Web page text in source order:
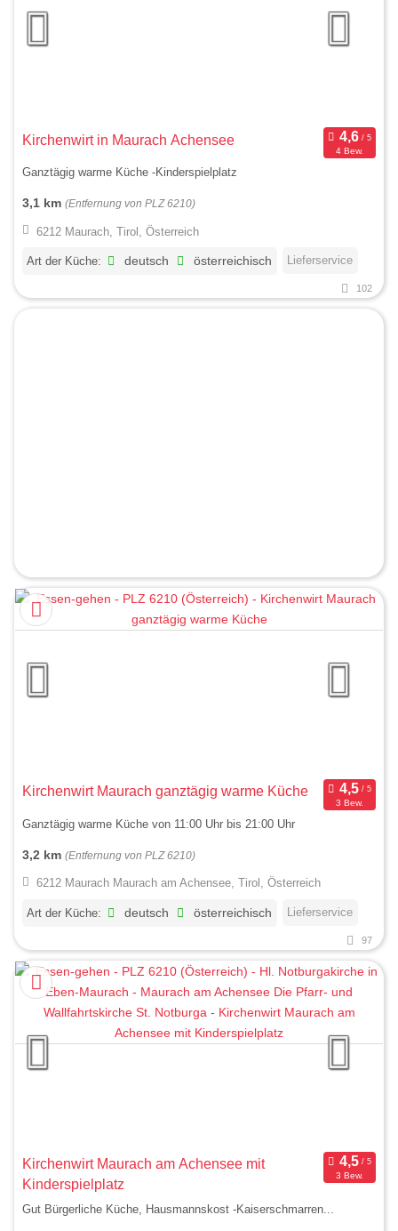
Kirchenwirt in Maurach Achensee
4 Bew.
Ganztägig warme Küche -Kinderspielplatz
3,1 km (Entfernung von PLZ 6210)
6212 Maurach, Tirol, Österreich
Art der Küche: deutsch österreichisch Lieferservice
102
Kirchenwirt Maurach ganztägig warme Küche
3 Bew.
Ganztägig warme Küche von 11:00 Uhr bis 21:00 Uhr
3,2 km (Entfernung von PLZ 6210)
6212 Maurach Maurach am Achensee, Tirol, Österreich
Art der Küche: deutsch österreichisch Lieferservice
97
Kirchenwirt Maurach am Achensee mit
Kinderspielplatz
3 Bew.
Gut Bürgerliche Küche, Hausmannskost -Kaiserschmarren...